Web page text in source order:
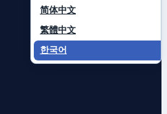
简体中文
繁體中文
한국어